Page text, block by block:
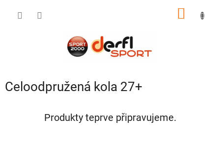
Celoodpružená kola 27+
Produkty teprve připravujeme.